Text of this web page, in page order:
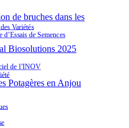
de bruches dans les
Biosolutions 2025
Potagères en Anjou
Variétés
de Semences
de l’INOV